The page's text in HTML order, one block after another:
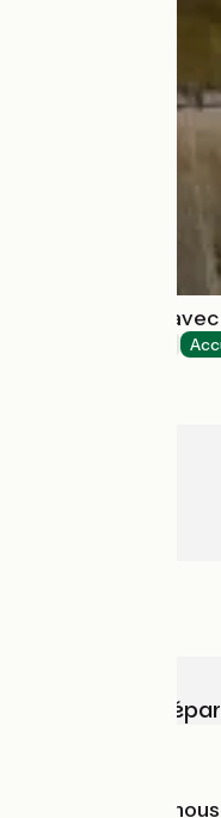
Escale île d'Aix
Choisissez,
Qui sommes-